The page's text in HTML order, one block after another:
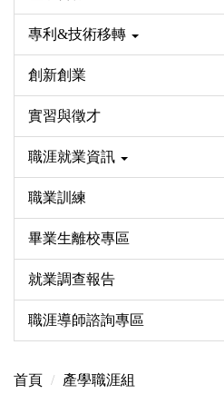
專利&技術移轉
創新創業
實習與徵才
職涯就業資訊
職業訓練
畢業生離校專區
就業調查報告
職涯導師諮詢專區
首頁 產學職涯組